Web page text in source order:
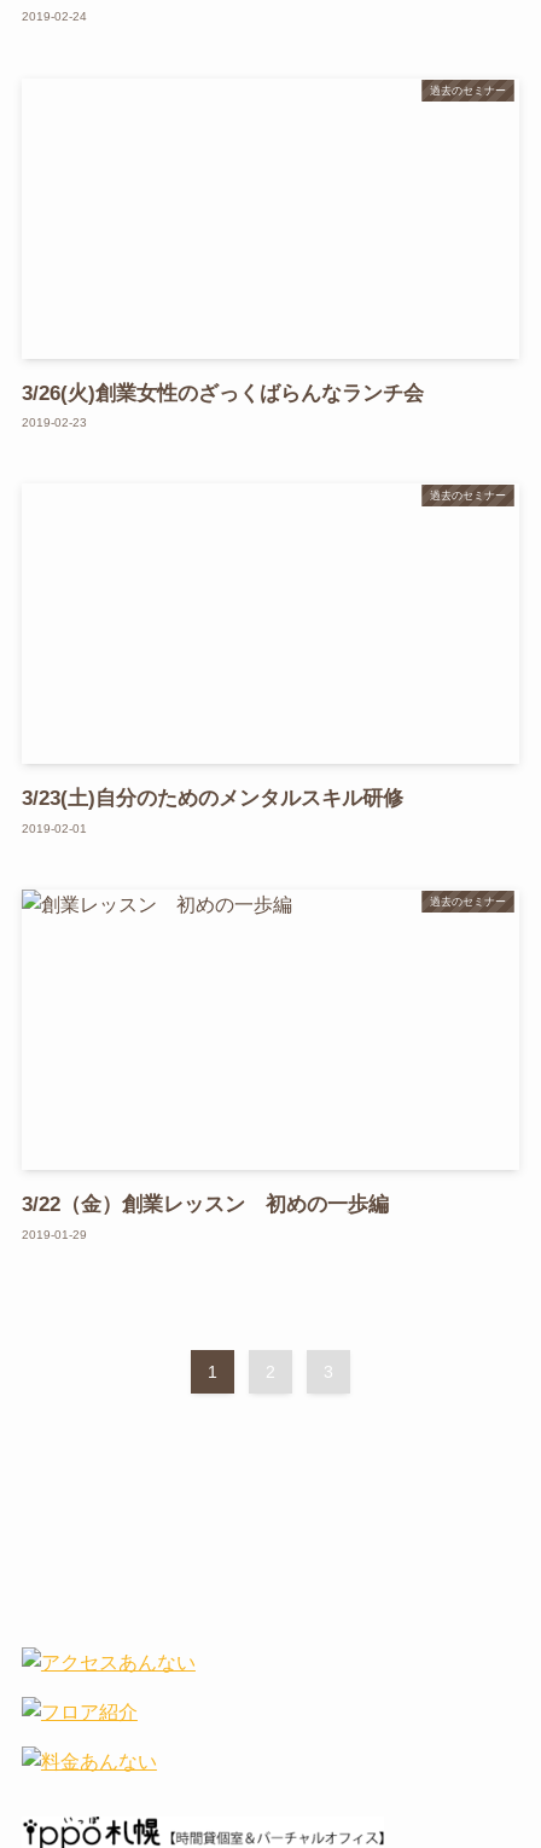
2019-02-24
過去のセミナー
3/26(火)創業女性のざっくばらんなランチ会
2019-02-23
過去のセミナー
3/23(土)自分のためのメンタルスキル研修
2019-02-01
過去のセミナー
3/22（金）創業レッスン 初めの一歩編
2019-01-29
1 2 3